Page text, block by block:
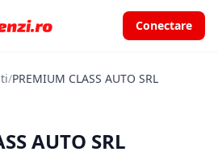
Conectare
/PREMIUM CLASS AUTO SRL
AUTO SRL